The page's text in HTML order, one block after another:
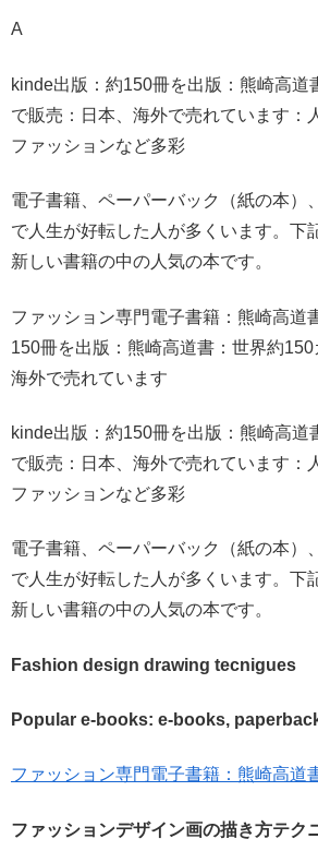
A
kinde出版：約150冊を出版：熊崎高道
で販売：日本、海外で売れています：
ファッションなど多彩
電子書籍、ペーパーバック（紙の本）
で人生が好転した人が多くいます。下
新しい書籍の中の人気の本です。
ファッション専門電子書籍：熊崎高道
150冊を出版：熊崎高道書：世界約150
海外で売れています
kinde出版：約150冊を出版：熊崎高道
で販売：日本、海外で売れています：
ファッションなど多彩
電子書籍、ペーパーバック（紙の本）
で人生が好転した人が多くいます。下
新しい書籍の中の人気の本です。
Fashion design drawing tecnigues
Popular e-books: e-books,
ファッション専門電子書籍：熊崎高道
ファッションデザイン画の描き方テク